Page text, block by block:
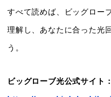
すべて読めば、ビッグロー
理解し、あなたに合った光
う。
ビッグローブ光公式サイト：